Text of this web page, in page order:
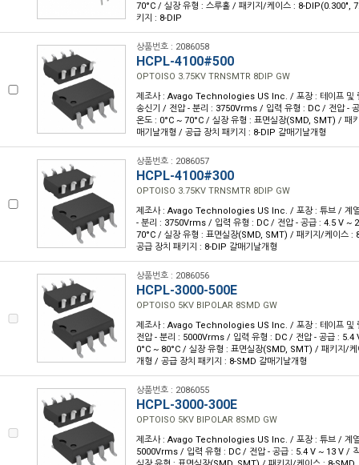
70°C / 실장 유형 : 스루홀 / 패키지/케이스 : 8-DIP(0.300",
키지 : 8-DIP
상품번호 : 2086058
HCPL-4100#500
OPTOISO 3.75KV TRNSMTR 8DIP GW
제조사 : Avago Technologies US Inc. / 포장 : 테이프 및
송신기 / 전압 - 분리 : 3750Vrms / 입력 유형 : DC / 전압 -
온도 : 0°C ~ 70°C / 실장 유형 : 표면실장(SMD, SMT) / 패
매기날개형 / 공급 장치 패키지 : 8-DIP 갈매기날개형
상품번호 : 2086057
HCPL-4100#300
OPTOISO 3.75KV TRNSMTR 8DIP GW
제조사 : Avago Technologies US Inc. / 포장 : 튜브 / 계
- 분리 : 3750Vrms / 입력 유형 : DC / 전압 - 공급 : 4.5 V ~
70°C / 실장 유형 : 표면실장(SMD, SMT) / 패키지/케이스 :
공급 장치 패키지 : 8-DIP 갈매기날개형
상품번호 : 2086056
HCPL-3000-500E
OPTOISO 5KV BIPOLAR 8SMD GW
제조사 : Avago Technologies US Inc. / 포장 : 테이프 및
전압 - 분리 : 5000Vrms / 입력 유형 : DC / 전압 - 공급 : 5.4
0°C ~ 80°C / 실장 유형 : 표면실장(SMD, SMT) / 패키지/
개형 / 공급 장치 패키지 : 8-SMD 갈매기날개형
상품번호 : 2086055
HCPL-3000-300E
OPTOISO 5KV BIPOLAR 8SMD GW
제조사 : Avago Technologies US Inc. / 포장 : 튜브 / 계
5000Vrms / 입력 유형 : DC / 전압 - 공급 : 5.4 V ~ 13 V /